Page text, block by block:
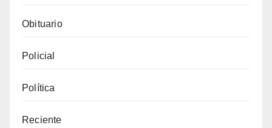
Obituario
Policial
Política
Reciente